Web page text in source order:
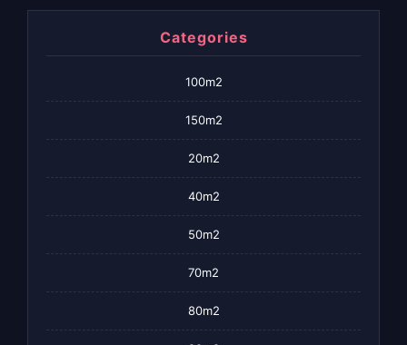
Categories
100m2
150m2
20m2
40m2
50m2
70m2
80m2